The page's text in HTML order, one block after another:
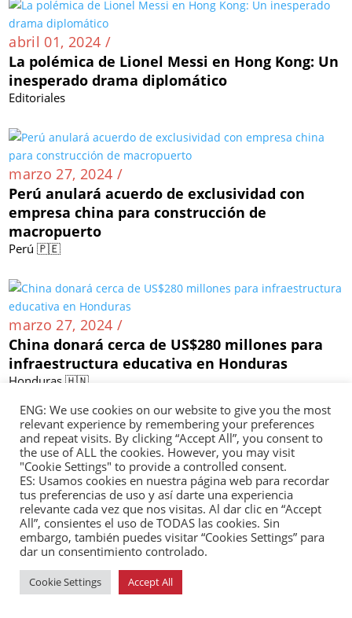
abril 01, 2024 /
La polémica de Lionel Messi en Hong Kong: Un
inesperado drama diplomático
Editoriales
marzo 27, 2024 /
Perú anulará acuerdo de exclusividad con
empresa china para construcción de
macropuerto
Perú 🇵🇪
marzo 27, 2024 /
China donará cerca de US$280 millones para
infraestructura educativa en Honduras
Honduras 🇭🇳
marzo 27, 2024 /
BYD y Raízen colaboran en la construcción de
nueve plantas fotovoltaicas en Brasil
Brasil 🇧🇷
marzo 26, 2024 /
ENG: We use cookies on our website to give you the most
relevant experience by remembering your preferences
and repeat visits. By clicking “Accept All”, you consent to
the use of ALL the cookies. However, you may visit
"Cookie Settings" to provide a controlled consent.
ES: Usamos cookies en nuestra página web para recordar
tus preferencias de uso y así darte una experiencia
relevante cada vez que nos visitas. Al dar clic en “Accept
All”, consientes el uso de TODAS las cookies. Sin
embargo, también puedes visitar “Cookies Settings” para
dar un consentimiento controlado.
Cookie Settings Accept All